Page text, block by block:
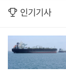
인기기사